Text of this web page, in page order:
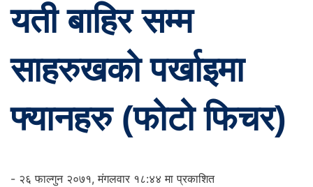
यती बाहिर सम्म
साहरुखको पर्खाइमा
फ्यानहरु (फोटो फिचर)
- २६ फाल्गुन २०७१, मंगलवार १८:४४ मा प्रकाशित